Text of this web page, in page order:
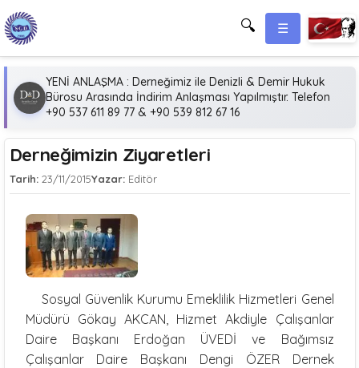
🔍 ☰
YENİ ANLAŞMA : Derneğimiz ile Denizli & Demir Hukuk
Bürosu Arasında İndirim Anlaşması Yapılmıştır. Telefon
+90 537 611 89 77 & +90 539 812 67 16
Derneğimizin Ziyaretleri
Tarih: 23/11/2015Yazar:Editör
Sosyal Güvenlik Kurumu Emeklilik Hizmetleri Genel
Müdürü Gökay AKCAN, Hizmet Akdiyle Çalışanlar
Daire Başkanı Erdoğan ÜVEDİ ve Bağımsız
Çalışanlar Daire Başkanı Dengi ÖZER Dernek